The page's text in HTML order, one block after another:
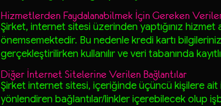
Hizmetlerden Faydalanabilmek İçin Gereken
Şirket, internet sitesi üzerinden yaptığınız hizmet
önemsemektedir. Bu nedenle kredi kartı
gerçekleştirilirken kullanılır ve veri tabanında
Diğer İnternet Sitelerine Verilen Bağlantılar
Şirket internet sitesi, içeriğinde üçüncü kişilere
yönlendiren bağlantılar/linkler içerebilecek olup